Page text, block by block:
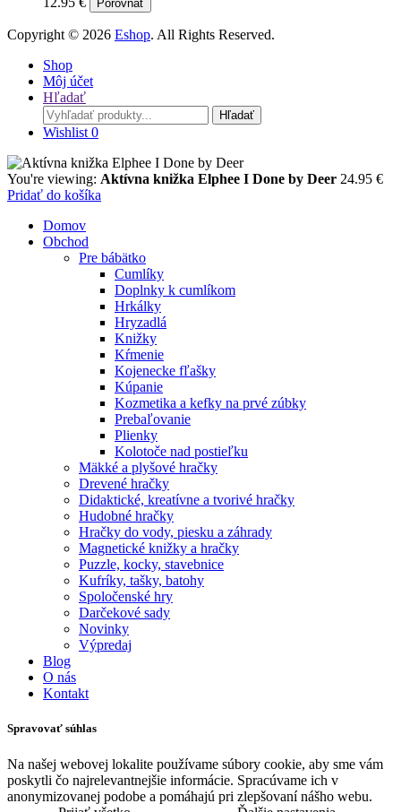
Porovnať
Copyright © 2026 Eshop. All Rights Reserved.
Shop
Môj účet
Hľadať
Search
for:
Hľadať
Wishlist 0
You're viewing: Aktívna knižka Elphee I Done by Deer 24.95 €
Pridať do košíka
Domov
Obchod
Pre bábätko
Cumlíky
Doplnky k cumlíkom
Hrkálky
Hryzadlá
Knižky
Kŕmenie
Kojenecke fľašky
Kúpanie
Kozmetika a kefky na prvé zúbky
Prebaľovanie
Plienky
Kolotoče nad postieľku
Mäkké a plyšové hračky
Drevené hračky
Didaktické, kreatívne a tvorivé hračky
Hudobné hračky
Hračky do vody, piesku a záhrady
Magnetické knižky a hračky
Puzzle, kocky, stavebnice
Kufríky, tašky, batohy
Spoločenské hry
Darčekové sady
Novinky
Výpredaj
Blog
O nás
Kontakt
Spravovať súhlas
Na našej webovej lokalite používame súbory cookie, aby sme vám
poskytli čo najrelevantnejšie informácie. Spracúvame ich v
anonymizovanej podobe a pomáhajú pri zlepšovaní nášho webu.